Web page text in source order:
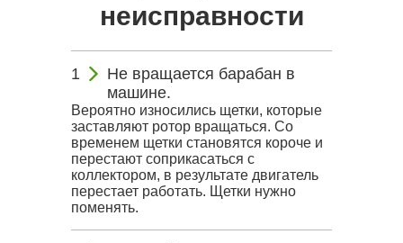
неисправности
Не вращается барабан в
машине.
Вероятно износились щетки, которые
заставляют ротор вращаться. Со
временем щетки становятся короче и
перестают соприкасаться с
коллектором, в результате двигатель
перестает работать. Щетки нужно
поменять.